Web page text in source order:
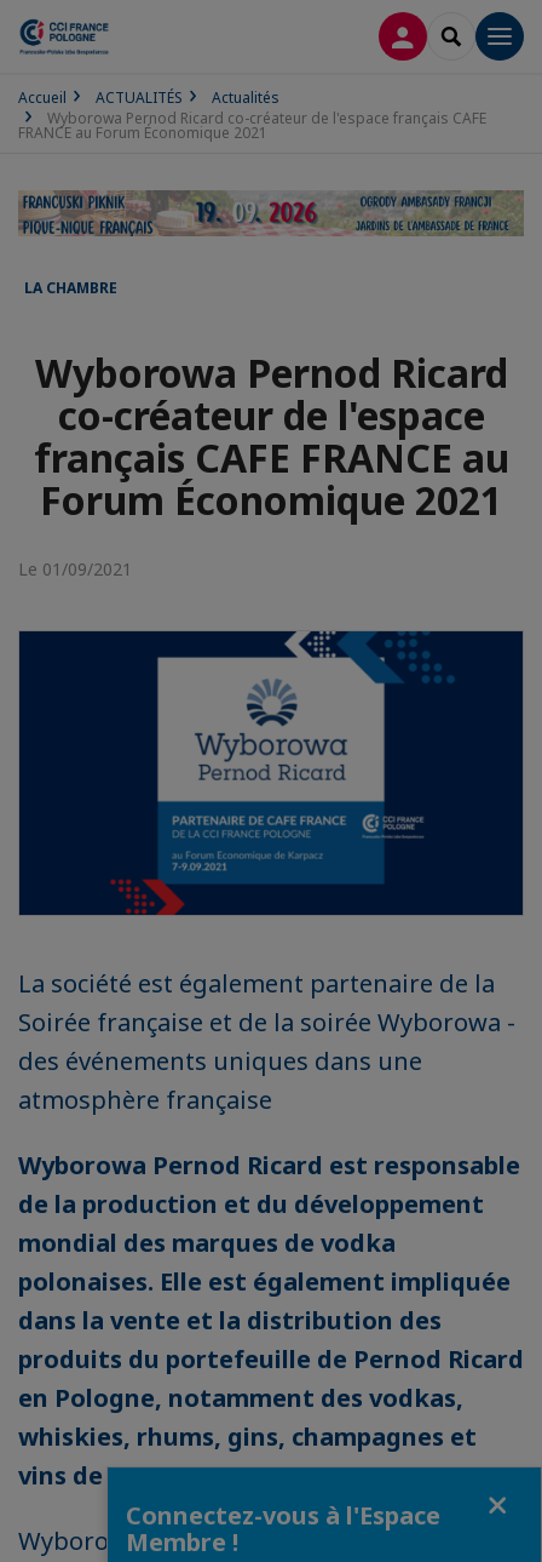
CONNEXION
Accueil ACTUALITÉS
Actualités
Wyborowa Pernod Ricard co-créateur de l'espace français CAFE
FRANCE au Forum Économique 2021
LA CHAMBRE
Wyborowa Pernod Ricard
co-créateur de l'espace
français CAFE FRANCE au
Forum Économique 2021
Le 01/09/2021
La société est également partenaire de la
Soirée française et de la soirée Wyborowa -
des événements uniques dans une
atmosphère française
Wyborowa Pernod Ricard est responsable
de la production et du développement
mondial des marques de vodka
polonaises. Elle est également impliquée
dans la vente et la distribution des
produits du portefeuille de Pernod Ricard
en Pologne, notamment des vodkas,
whiskies, rhums, gins, champagnes et
vins de renommée internationale.
Wyborowa Pernod Ricard en quelques
Connectez-vous à l'Espace
Membre !